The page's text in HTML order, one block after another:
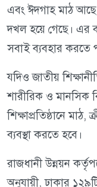
এবং ঈদগাহ মাঠ আছে
দখল হয়ে গেছে। এর
সবাই ব্যবহার করতে
যদিও জাতীয়
শারীরিক ও মানসিক
শিক্ষাপ্রতিষ্ঠানে
ব্যবস্থা করতে হবে।
রাজধানী উন্নয়ন
অনুযায়ী, ঢাকার